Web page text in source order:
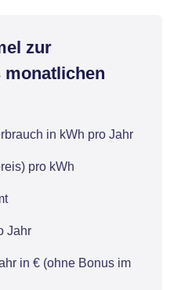
zur
monatlichen
in kWh pro Jahr
pro kWh
Jahr
in € (ohne Bonus im